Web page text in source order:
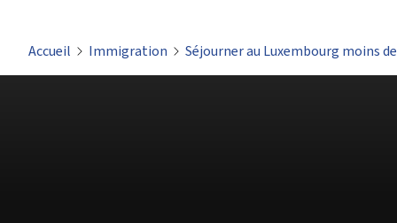
Accueil Immigration Séjourner au Luxembourg moins